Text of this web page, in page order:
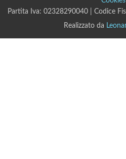
Partita Iva: 02328290040 | Codice
Realizzato da